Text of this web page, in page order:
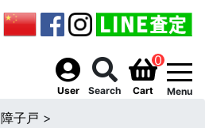
User Search
0
Cart Menu
子戸 >